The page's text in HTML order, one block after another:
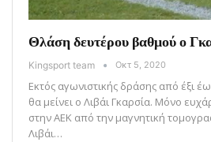
Θλάση δευτέρου βαθμού ο
Kingsport team Οκτ 5, 2020
Εκτός αγωνιστικής δράσης από έξι
θα μείνει ο Λιβάι Γκαρσία. Μόνο
στην ΑΕΚ από την μαγνητική
Λιβάι…